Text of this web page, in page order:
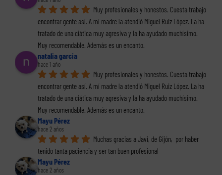
Muy profesionales y honestos. Cuesta trabajo
encontrar gente así. A mí madre la atendió Miguel Ruiz López. La ha
tratado de una ciática muy agresiva y la ha ayudado muchísimo.
Muy recomendable. Además es un encanto.
natalia garcia
hace 1 año
Muy profesionales y honestos. Cuesta trabajo
encontrar gente así. A mí madre la atendió Miguel Ruiz López. La ha
tratado de una ciática muy agresiva y la ha ayudado muchísimo.
Muy recomendable. Además es un encanto.
Mayu Pérez
hace 2 años
Muchas gracias a Javi, de Gijón,  por haber
tenido tanta paciencia y ser tan buen profesional
Mayu Pérez
hace 2 años